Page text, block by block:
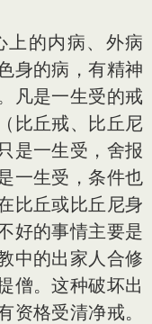
上的内病、外病
身的病，有精神
凡是一生受的戒
比丘戒、比丘尼
是一生受，舍报
一生受，条件也
比丘或比丘尼身
好的事情主要是
中的出家人合修
僧。这种破坏出
资格受清净戒。